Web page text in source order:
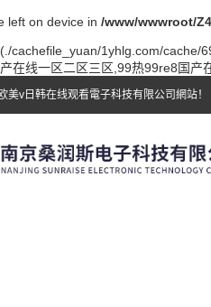
left on device in /www/wwwroot/
cachefile_yuan/1yhlg.com/
在线一区二区三区,99热99re8国产
美v日韩在线观看電子科技有限公司網站！